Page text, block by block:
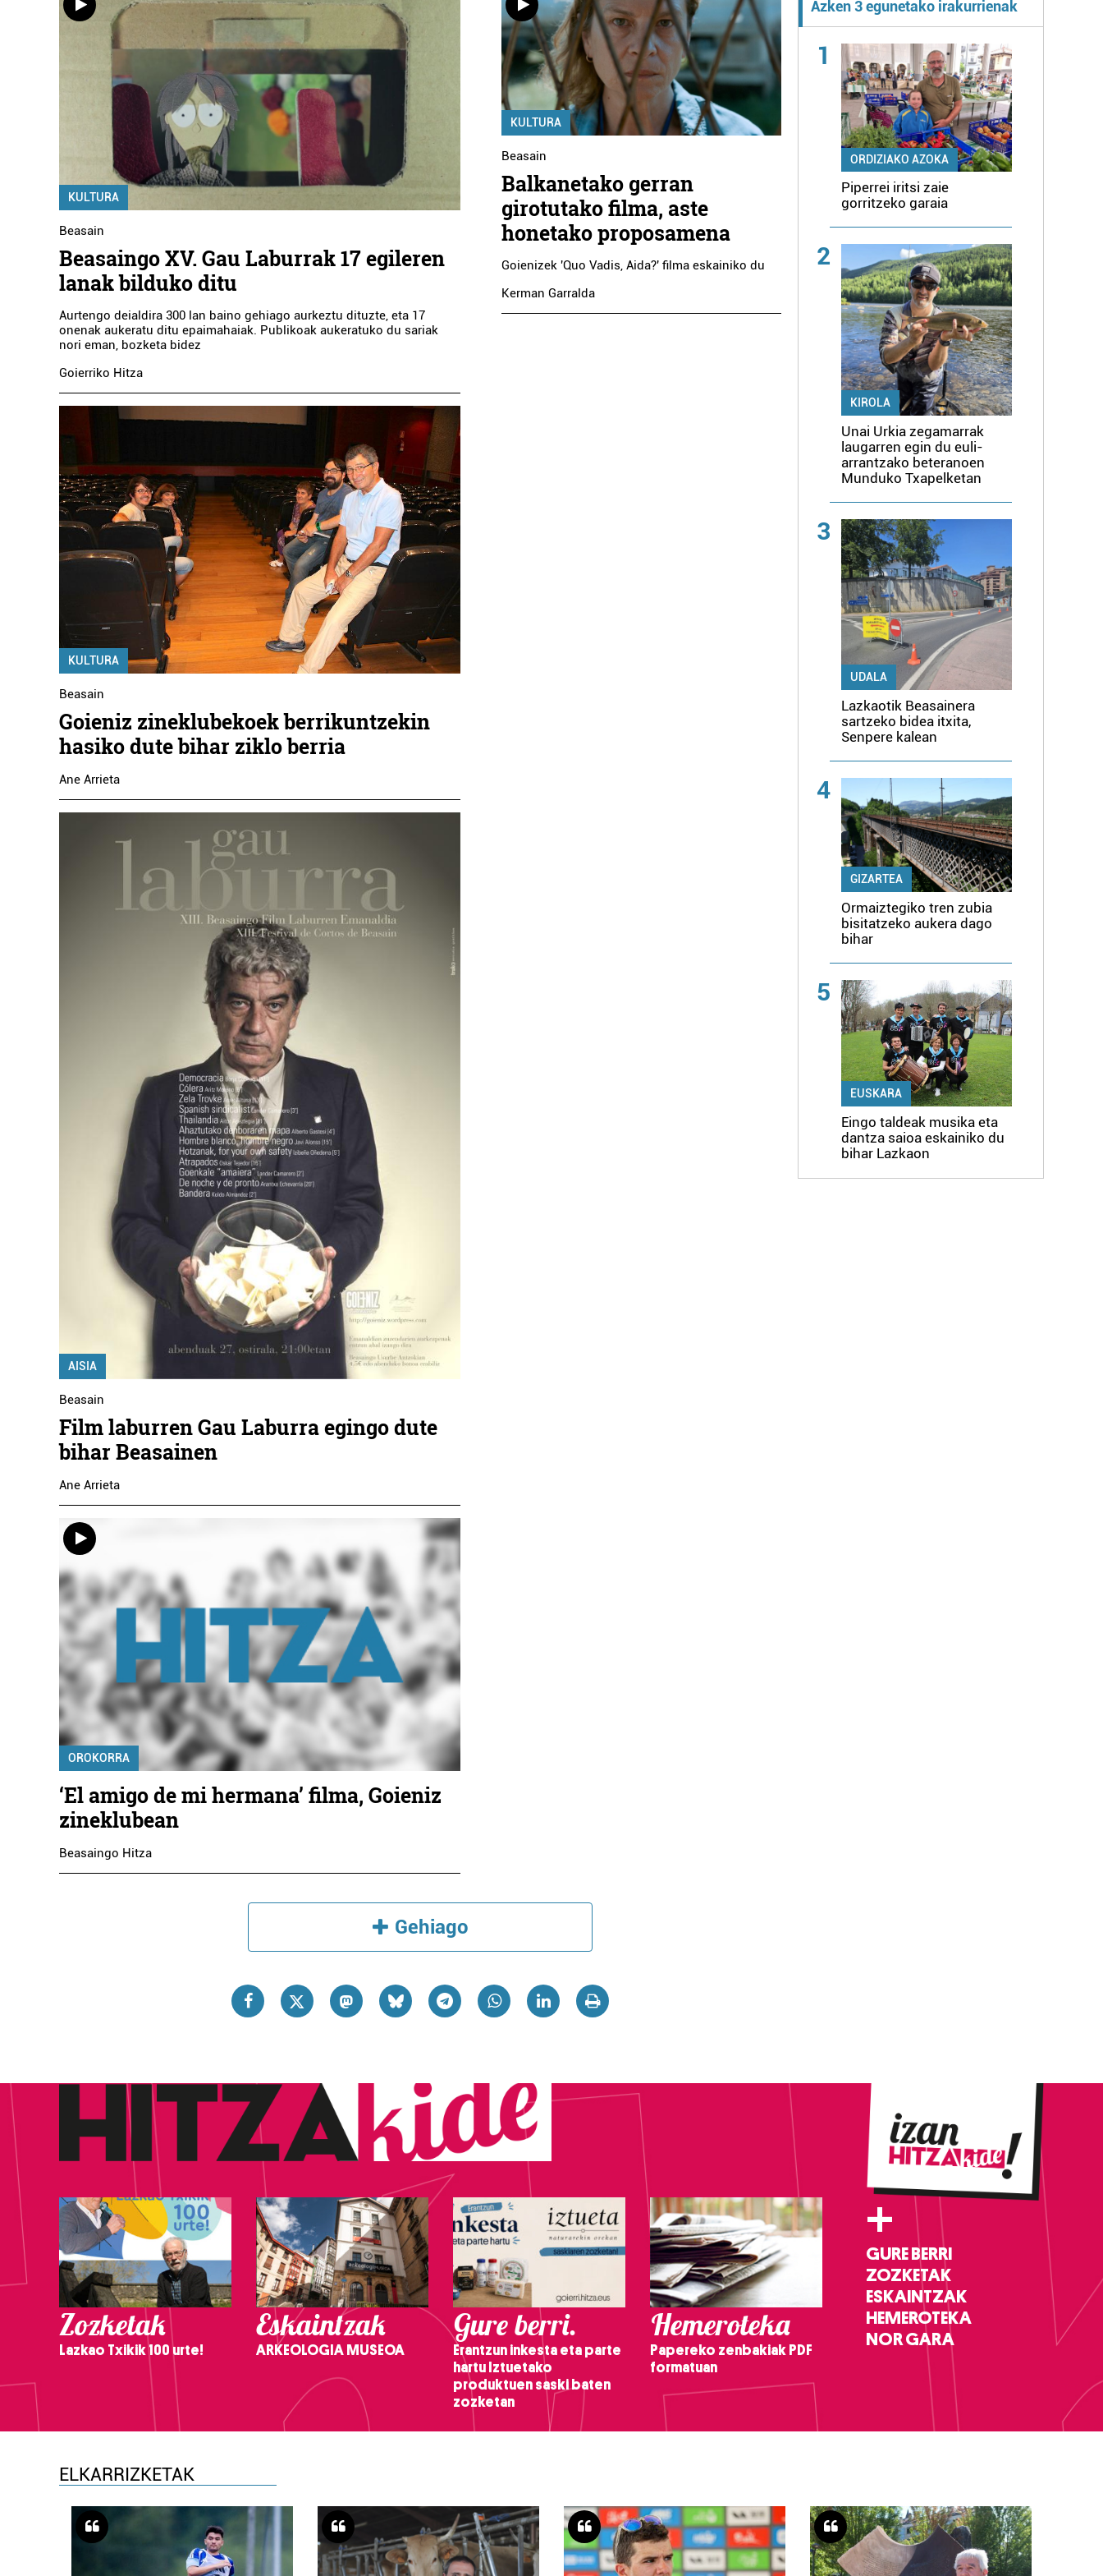
KULTURA
Beasain
Beasaingo XV. Gau Laburrak 17 egileren
lanak bilduko ditu
Aurtengo deialdira 300 lan baino gehiago aurkeztu dituzte, eta 17
onenak aukeratu ditu epaimahaiak. Publikoak aukeratuko du sariak
nori eman, bozketa bidez
Goierriko Hitza
KULTURA
Beasain
Goieniz zineklubekoek berrikuntzekin
hasiko dute bihar ziklo berria
Ane Arrieta
AISIA
Beasain
Film laburren Gau Laburra egingo dute
bihar Beasainen
Ane Arrieta
OROKORRA
‘El amigo de mi hermana’ filma, Goieniz
zineklubean
Beasaingo Hitza
KULTURA
Beasain
Balkanetako gerran
girotutako filma, aste
honetako proposamena
Goienizek 'Quo Vadis, Aida?' filma eskainiko du
Kerman Garralda
Gehiago
Azken 3 egunetako irakurrienak
1
ORDIZIAKO AZOKA
Piperrei iritsi zaie
gorritzeko garaia
2
KIROLA
Unai Urkia zegamarrak
laugarren egin du euli-
arrantzako beteranoen
Munduko Txapelketan
3
UDALA
Lazkaotik Beasainera
sartzeko bidea itxita,
Senpere kalean
4
GIZARTEA
Ormaiztegiko tren zubia
bisitatzeko aukera dago
bihar
5
EUSKARA
Eingo taldeak musika eta
dantza saioa eskainiko du
bihar Lazkaon
Zozketak
Lazkao Txikik 100 urte!
Eskaintzak
ARKEOLOGIA MUSEOA
Gure berri.
Erantzun inkesta eta parte
hartu Iztuetako
produktuen saski baten
zozketan
Hemeroteka
Papereko zenbakiak PDF
formatuan
+
GURE BERRI
ZOZKETAK
ESKAINTZAK
HEMEROTEKA
NOR GARA
ELKARRIZKETAK